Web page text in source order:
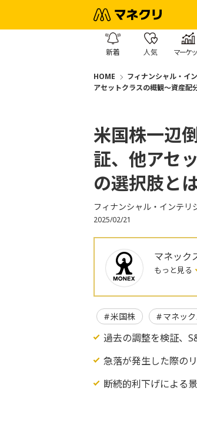
新着 人気 マーケ
HOME フィナンシャル・イ
アセットクラスの概観～資産配
米国株一辺
証、他アセ
の選択肢と
フィナンシャル・インテリ
2025/02/21
マネック
もっと見る
米国株 マネッ
過去の調整を検証、
急落が発生した際の
断続的利下げによる